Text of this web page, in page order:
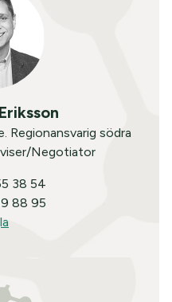
Regionansvarig södra
Negotiator
38 54
88 95